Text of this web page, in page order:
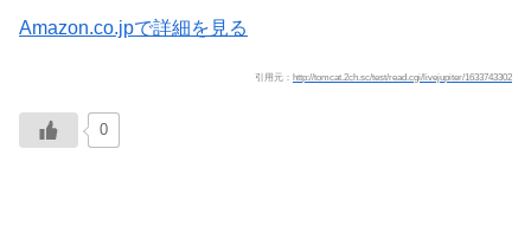
Amazon.co.jpで詳細を見る
引用元： http://tomcat.2ch.sc/test/read.cgi/livejupiter/1633743302
0